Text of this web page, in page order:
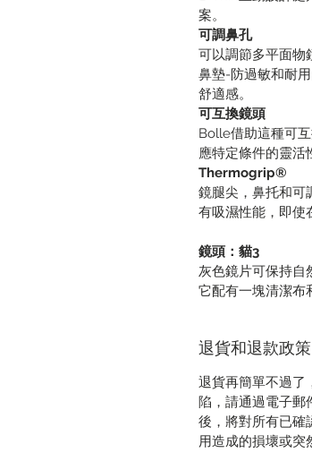
案。
可調鼻孔
可以調節多平面物
鼻墊-防過敏和耐
舒適感。
可互換鏡頭
Bolle借助這種可
應特定條件的靈活
Thermogrip®
鏡腿尖，鼻托和可
有吸濕性能，即使
鏡頭：貓3
灰色鏡片可保持自
它配有一塊清潔布
退貨和退款政策
退貨再簡單不過了
陷，請通過電子
後，將對所有已確
用造成的損壞或突